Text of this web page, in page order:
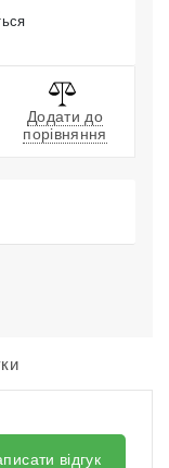
Додати до
порівняння
відгук